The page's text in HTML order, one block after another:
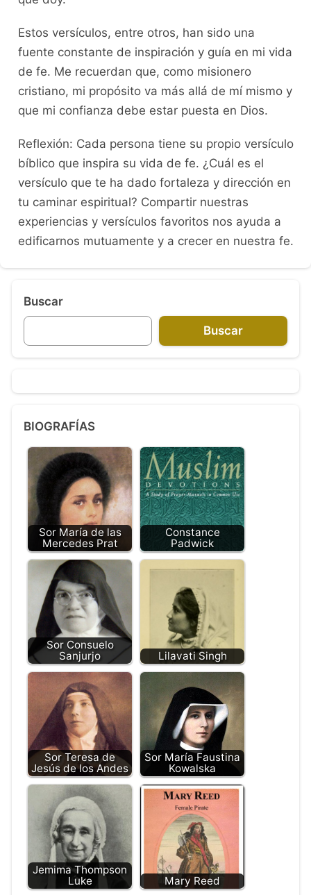
Estos versículos, entre otros, han sido una
fuente constante de inspiración y guía en mi vida
de fe. Me recuerdan que, como misionero
cristiano, mi propósito va más allá de mí mismo y
que mi confianza debe estar puesta en Dios.
Reflexión: Cada persona tiene su propio versículo
bíblico que inspira su vida de fe. ¿Cuál es el
versículo que te ha dado fortaleza y dirección en
tu caminar espiritual? Compartir nuestras
experiencias y versículos favoritos nos ayuda a
edificarnos mutuamente y a crecer en nuestra fe.
Buscar
Buscar
BIOGRAFÍAS
Sor María de las
Mercedes Prat
Constance
Padwick
Sor Consuelo
Sanjurjo
Lilavati Singh
Sor Teresa de
Jesús de los Andes
Sor María Faustina
Kowalska
Jemima Thompson
Luke
Mary Reed